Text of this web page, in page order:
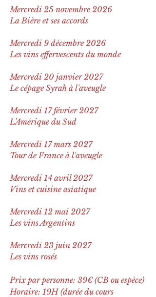
Mercredi 25 novembre 2026
La Bière et ses accords
Mercredi 9 décembre 2026
Les vins effervescents du monde
Mercredi 20 janvier 2027
Le cépage Syrah à l'aveugle
Mercredi 17 février 2027
L'Amérique du Sud
Mercredi 17 mars 2027
Tour de France à l'aveugle
Mercredi 14 avril 2027
Vins et cuisine asiatique
Mercredi 12 mai 2027
Les vins Argentins
Mercredi 23 juin 2027
Les vins rosés
Prix par personne: 39€ (CB ou espèce)
Horaire: 19H (durée du cours